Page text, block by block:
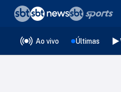
Ao vivo Últimas
❮voltar
Editorias